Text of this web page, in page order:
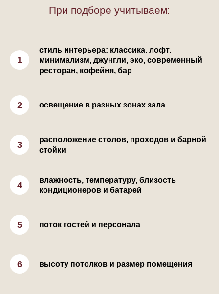
При подборе учитываем:
стиль интерьера: классика, лофт,
минимализм, джунгли, эко, современный
ресторан, кофейня, бар
освещение в разных зонах зала
расположение столов, проходов и барной
стойки
влажность, температуру, близость
кондиционеров и батарей
поток гостей и персонала
высоту потолков и размер помещения